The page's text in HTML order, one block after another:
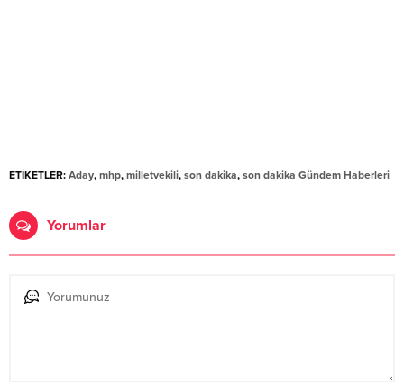
ETİKETLER: Aday, mhp, milletvekili, son dakika, son dakika Gündem Haberleri
Yorumlar